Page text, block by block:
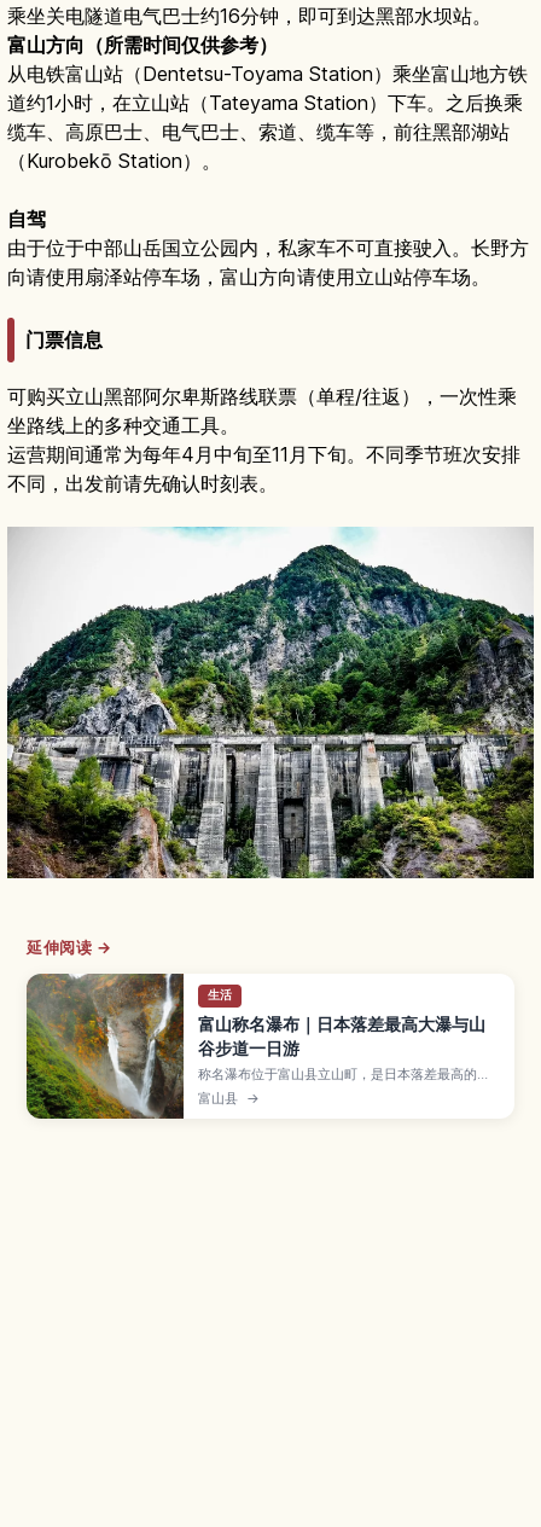
乘坐关电隧道电气巴士约16分钟，即可到达黑部水坝站。
富山方向（所需时间仅供参考）
从电铁富山站（Dentetsu-Toyama Station）乘坐富山地方铁
道约1小时，在立山站（Tateyama Station）下车。之后换乘
缆车、高原巴士、电气巴士、索道、缆车等，前往黑部湖站
（Kurobekō Station）。
自驾
由于位于中部山岳国立公园内，私家车不可直接驶入。长野方
向请使用扇泽站停车场，富山方向请使用立山站停车场。
门票信息
可购买立山黑部阿尔卑斯路线联票（单程/往返），一次性乘
坐路线上的多种交通工具。
运营期间通常为每年4月中旬至11月下旬。不同季节班次安排
不同，出发前请先确认时刻表。
延伸阅读 →
生活
富山称名瀑布｜日本落差最高大瀑与山
谷步道一日游
称名瀑布位于富山县立山町，是日本落差最高的瀑
布，高达350米，雪融季节还可与旁边的“榛之木瀑
布”双瀑同框。本文介绍前往观景台的步道路线、春
富山县 →